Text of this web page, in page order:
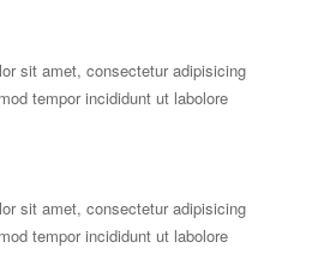
sit amet, consectetur adipisicing
tempor incididunt ut labolore
sit amet, consectetur adipisicing
tempor incididunt ut labolore